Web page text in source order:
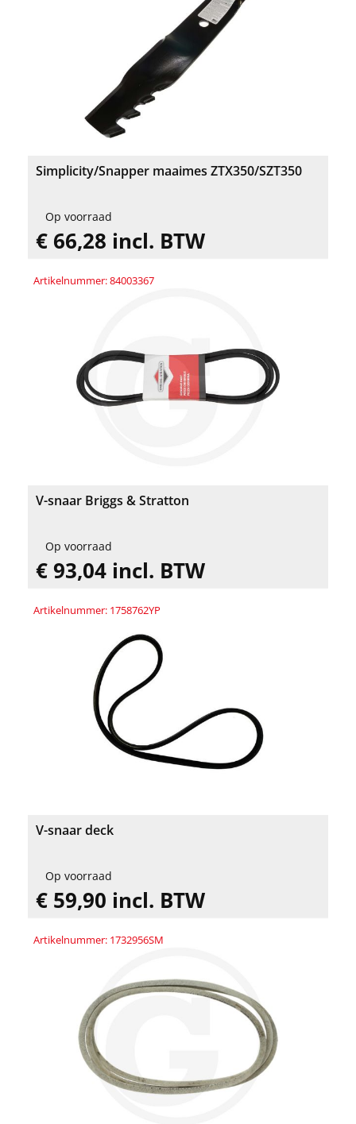
Simplicity/Snapper maaimes ZTX350/SZT350
Op voorraad
€ 66,28 incl. BTW
Artikelnummer: 84003367
V-snaar Briggs & Stratton
Op voorraad
€ 93,04 incl. BTW
Artikelnummer: 1758762YP
V-snaar deck
Op voorraad
€ 59,90 incl. BTW
Artikelnummer: 1732956SM